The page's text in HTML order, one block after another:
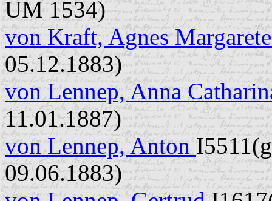
UM 1534)
von Kraft, Agnes
05.12.1883)
von Lennep, Anna
11.01.1887)
von Lennep, Anton
09.06.1883)